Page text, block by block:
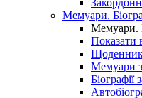
Мемуари.
Мемуари.
Показати
Мемуари
Біографії